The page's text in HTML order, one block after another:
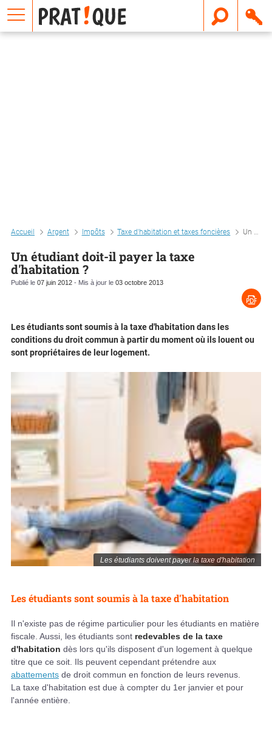
Accueil Argent Impôts Taxe d'habitation et taxes foncières Un étudiant doit-il payer la taxe d'habitation ?
Un étudiant doit-il payer la taxe
d'habitation ?
Publié le 07 juin 2012 - Mis à jour le 03 octobre 2013
Les étudiants doivent payer la taxe d'habitation
Les étudiants sont soumis à la taxe d'habitation dans les
conditions du droit commun à partir du moment où ils louent ou
sont propriétaires de leur logement.
Les étudiants sont soumis à la taxe d'habitation
Il n'existe pas de régime particulier pour les étudiants en matière
fiscale. Aussi, les étudiants sont redevables de la taxe
d'habitation dès lors qu'ils disposent d'un logement à quelque
titre que ce soit. Ils peuvent cependant prétendre aux
abattements de droit commun en fonction de leurs revenus.
La taxe d'habitation est due à compter du 1er janvier et pour
l'année entière.
E
m
a